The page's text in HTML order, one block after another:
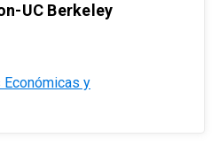
UC Berkeley
Económicas y